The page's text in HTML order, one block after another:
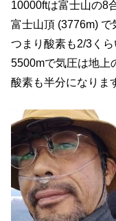
10000ftは富士山の8
富士山頂 (3776m) で
つまり酸素も2/3くら
5500mで気圧は地上
酸素も半分になりま